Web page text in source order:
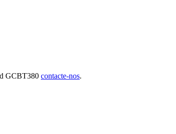
GCBT380 contacte-nos.